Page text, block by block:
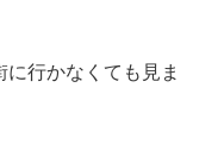
行かなくても見ま